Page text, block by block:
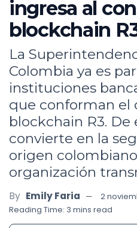
ingresa al
blockchain
La
Colombia ya es
instituciones
que conforman el
blockchain R3. De
convierte en la
origen
organización
By Emily Faria
2
Reading Time: 3 mins read